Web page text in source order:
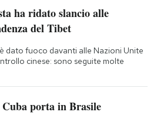
ha ridato slancio alle
del Tibet
dato fuoco davanti alle Nazioni Unite
cinese: sono seguite molte
porta in Brasile